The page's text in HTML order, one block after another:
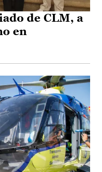
de CLM, a
en